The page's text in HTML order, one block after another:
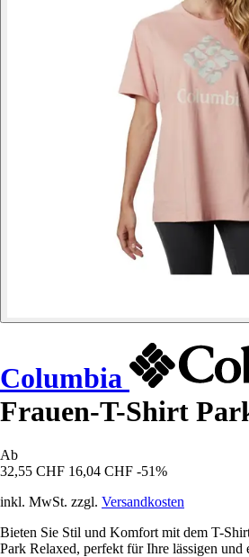
Columbia
Frauen-T-Shirt
Ab
32,55 CHF 16,04 CHF -51%
inkl. MwSt. zzgl. Versandkosten
Bieten Sie Stil und Komfort mit dem T-
Park Relaxed, perfekt für Ihre lässigen und